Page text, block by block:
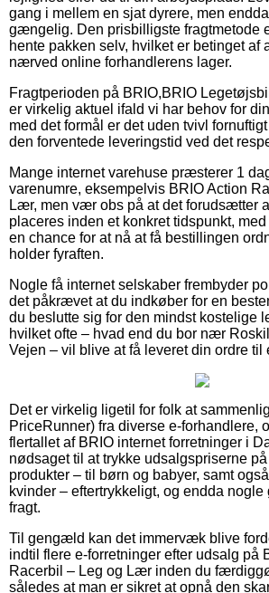
gang i mellem en sjat dyrere, men
gængelig. Den prisbilligste fragtmetode
hente pakken selv, hvilket er betinget af
nærved online forhandlerens lager.
Fragtperioden på BRIO,BRIO
er virkelig aktuel ifald vi har behov for
med det formål er det uden tvivl
den forventede leveringstid ved det
Mange internet varehuse præsterer 1
varenumre, eksempelvis BRIO Action
Lær, men vær obs på at det forudsætter
placeres inden et konkret tidspunkt,
en chance for at nå at få bestillingen
holder fyraften.
Nogle få internet selskaber frembyder
det påkrævet at du indkøber for en
du beslutte sig for den mindst kostelige
hvilket ofte – hvad end du bor nær
Vejen – vil blive at få leveret din ordre til
Det er virkelig ligetil for folk at
PriceRunner) fra diverse e-forhandlere,
flertallet af BRIO internet forretninger i
nødsaget til at trykke udsalgspriserne
produkter – til børn og babyer, samt
kvinder – eftertrykkeligt, og endda nogle
fragt.
Til gengæld kan det immervæk blive
indtil flere e-forretninger efter udsalg på
Racerbil – Leg og Lær inden du
således at man er sikret at opnå den